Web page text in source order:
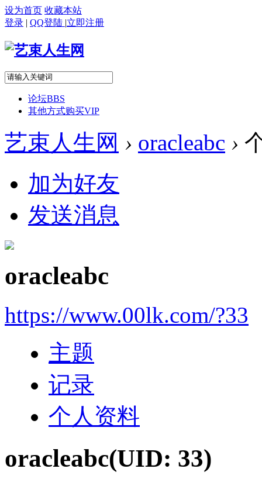
设为首页 收藏本站
登录 | QQ登陆 |立即注册
论坛BBS
其他方式购买VIP
艺束人生网 › oracleabc ›
加为好友
发送消息
oracleabc
https://www.00lk.com/?33
主题
记录
个人资料
oracleabc(UID: 33)